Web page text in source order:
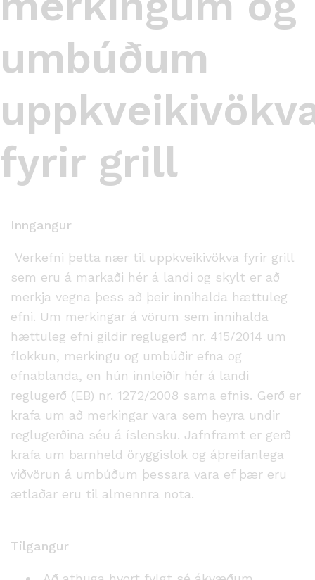
umbúðum
fyrir grill
Inngangur
Verkefni þetta nær til uppkveikivökva fyrir grill
sem eru á markaði hér á landi og skylt er að
merkja vegna þess að þeir innihalda hættuleg
efni. Um merkingar á vörum sem innihalda
hættuleg efni gildir reglugerð nr. 415/2014 um
flokkun, merkingu og umbúðir efna og
efnablanda, en hún innleiðir hér á landi
reglugerð (EB) nr. 1272/2008 sama efnis. Gerð er
krafa um að merkingar vara sem heyra undir
reglugerðina séu á íslensku. Jafnframt er gerð
krafa um barnheld öryggislok og áþreifanlega
viðvörun á umbúðum þessara vara ef þær eru
ætlaðar eru til almennra nota.
Tilgangur